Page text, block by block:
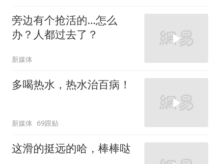
旁边有个抢活的…怎么
办？人都过去了？
新媒体
多喝热水，热水治百病！
新媒体 69跟贴
这滑的挺远的哈，棒棒哒